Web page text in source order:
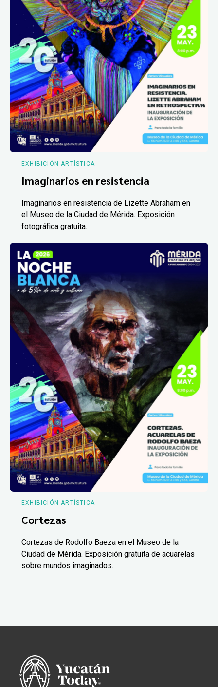
EXHIBICIÓN ARTÍSTICA
Imaginarios en resistencia
Imaginarios en resistencia de Lizette Abraham en
el Museo de la Ciudad de Mérida. Exposición
fotográfica gratuita.
EXHIBICIÓN ARTÍSTICA
Cortezas
Cortezas de Rodolfo Baeza en el Museo de la
Ciudad de Mérida. Exposición gratuita de acuarelas
sobre mundos imaginados.